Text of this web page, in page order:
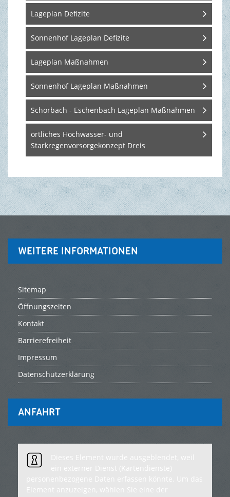
TOURISMUS & FREIZEIT
Lageplan Defizite
Sonnenhof Lageplan Defizite
Lageplan Maßnahmen
Sonnenhof Lageplan Maßnahmen
Schorbach - Eschenbach Lageplan Maßnahmen
örtliches Hochwasser- und
Starkregenvorsorgekonzept Dreis
WEITERE INFORMATIONEN
Sitemap
Öffnungszeiten
Kontakt
Barrierefreiheit
Impressum
Datenschutzerklärung
ANFAHRT